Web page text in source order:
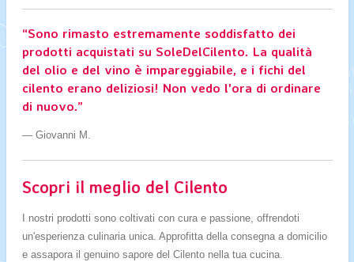
“Sono rimasto estremamente soddisfatto dei
prodotti acquistati su SoleDelCilento. La qualità
del olio e del vino è impareggiabile, e i fichi del
cilento erano deliziosi! Non vedo l'ora di ordinare
di nuovo.”
— Giovanni M.
Scopri il meglio del Cilento
I nostri prodotti sono coltivati con cura e passione, offrendoti
un'esperienza culinaria unica. Approfitta della consegna a domicilio
e assapora il genuino sapore del Cilento nella tua cucina.